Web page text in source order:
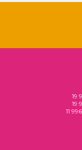
19
19
11